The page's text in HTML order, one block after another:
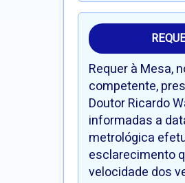
Requer à Mesa,
competente,
Doutor Ricardo
informadas a
metrológica
esclarecimento
velocidade dos